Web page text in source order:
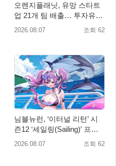
오렌지플래닛, 유망 스타트
업 21개 팀 배출… 투자유치∙
매출성장 성과 눈길
2026.08.07 조회 62
님블뉴런, ‘이터널 리턴’ 시
즌12 ‘세일링(Sailing)’ 프리
시즌 시작
2026.08.07 조회 62